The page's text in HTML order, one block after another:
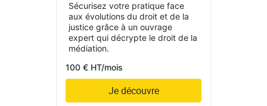
Sécurisez votre pratique face
aux évolutions du droit et de la
justice grâce à un ouvrage
expert qui décrypte le droit de la
médiation.
100 € HT/mois
Je découvre